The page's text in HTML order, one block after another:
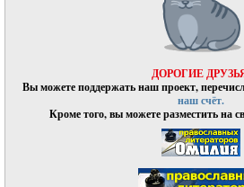
ДОРОГИЕ
Вы можете поддержать наш проект,
наш счёт.
Кроме того, вы можете разместить на